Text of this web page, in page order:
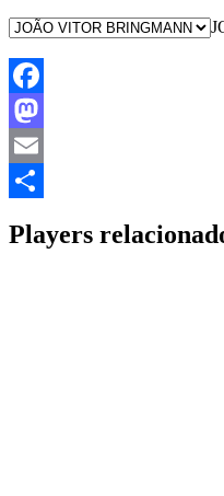
Facebook
Mastodon
Email
Players